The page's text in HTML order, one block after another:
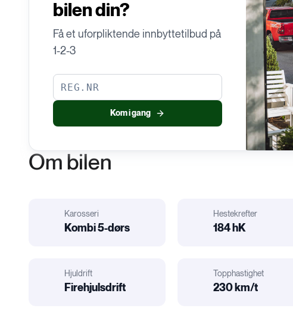
bilen din?
Få et uforpliktende innbyttetilbud på
1-2-3
Kom i gang
Om bilen
Karosseri
Kombi 5-dørs
Hestekrefter
184 hK
Hjuldrift
Firehjulsdrift
Topphastighet
230 km/t